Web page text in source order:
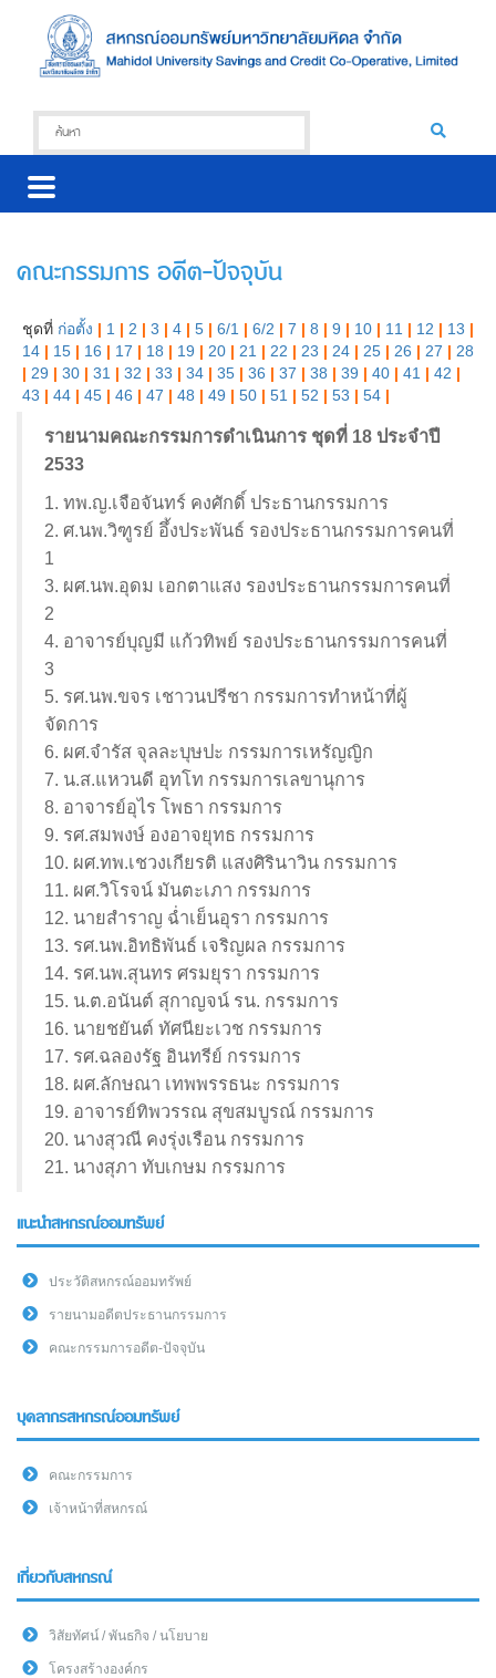
คณะกรรมการ อดีต-ปัจจุบัน
ชุดที่ ก่อตั้ง | 1 | 2 | 3 | 4 | 5 | 6/1 | 6/2 | 7 | 8 | 9 | 10 | 11 | 12 | 13 |
14 | 15 | 16 | 17 | 18 | 19 | 20 | 21 | 22 | 23 | 24 | 25 | 26 | 27 | 28
| 29 | 30 | 31 | 32 | 33 | 34 | 35 | 36 | 37 | 38 | 39 | 40 | 41 | 42 |
43 | 44 | 45 | 46 | 47 | 48 | 49 | 50 | 51 | 52 | 53 | 54 |
รายนามคณะกรรมการดำเนินการ ชุดที่ 18 ประจำปี
2533
1. ทพ.ญ.เจือจันทร์ คงศักดิ์ ประธานกรรมการ
2. ศ.นพ.วิฑูรย์ อึ้งประพันธ์ รองประธานกรรมการคนที่
1
3. ผศ.นพ.อุดม เอกตาแสง รองประธานกรรมการคนที่
2
4. อาจารย์บุญมี แก้วทิพย์ รองประธานกรรมการคนที่
3
5. รศ.นพ.ขจร เชาวนปรีชา กรรมการทำหน้าที่ผู้
จัดการ
6. ผศ.จำรัส จุลละบุษปะ กรรมการเหรัญญิก
7. น.ส.แหวนดี อุทโท กรรมการเลขานุการ
8. อาจารย์อุไร โพธา กรรมการ
9. รศ.สมพงษ์ องอาจยุทธ กรรมการ
10. ผศ.ทพ.เชวงเกียรติ แสงศิรินาวิน กรรมการ
11. ผศ.วิโรจน์ มันตะเภา กรรมการ
12. นายสำราญ ฉ่ำเย็นอุรา กรรมการ
13. รศ.นพ.อิทธิพันธ์ เจริญผล กรรมการ
14. รศ.นพ.สุนทร ศรมยุรา กรรมการ
15. น.ต.อนันต์ สุกาญจน์ รน. กรรมการ
16. นายชยันต์ ทัศนียะเวช กรรมการ
17. รศ.ฉลองรัฐ อินทรีย์ กรรมการ
18. ผศ.ลักษณา เทพพรรธนะ กรรมการ
19. อาจารย์ทิพวรรณ สุขสมบูรณ์ กรรมการ
20. นางสุวณี คงรุ่งเรือน กรรมการ
21. นางสุภา ทับเกษม กรรมการ
แนะนำสหกรณ์ออมทรัพย์
ประวัติสหกรณ์ออมทรัพย์
รายนามอดีตประธานกรรมการ
คณะกรรมการอดีต-ปัจจุบัน
บุคลากรสหกรณ์ออมทรัพย์
คณะกรรมการ
เจ้าหน้าที่สหกรณ์
เกี่ยวกับสหกรณ์
วิสัยทัศน์ / พันธกิจ / นโยบาย
โครงสร้างองค์กร